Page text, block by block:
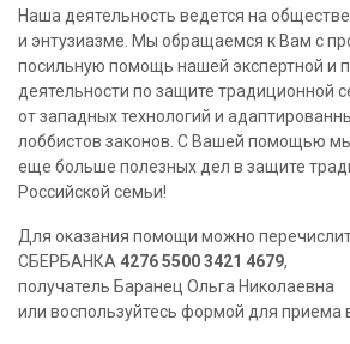
Наша деятельность ведется на
и энтузиазме. Мы обращаемся к Вам с
посильную помощь нашей экспертной и
деятельности по защите традиционной
от западных технологий и
лоббистов законов. С Вашей помощью
еще больше полезных дел в защите
Российской семьи!
Для оказания помощи можно
СБЕРБАНКА 4276 5500 3421 4679,
получатель Баранец Ольга Николаевна
или воспользуйтесь формой для приема